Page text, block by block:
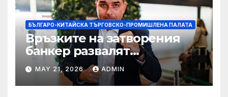
БЪЛГАРО-КИТАЙСКА ТЪРГОВСКО-ПРОМИШЛЕНА ПАЛАТА
Връзките на затворения
банкер развалят
надеждите на Флавио
Болсонаро за президент на
Бразилия
MAY 21, 2026 ADMIN